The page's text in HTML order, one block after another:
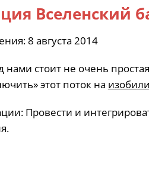
Вселенский
8 августа 2014
нами стоит не очень
этот поток на
Провести и